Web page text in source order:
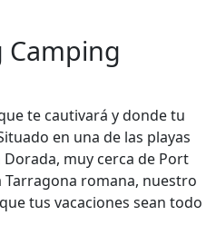
Camping
te cautivará y donde tu
en una de las playas
Dorada, muy cerca de Port
romana, nuestro
tus vacaciones sean todo